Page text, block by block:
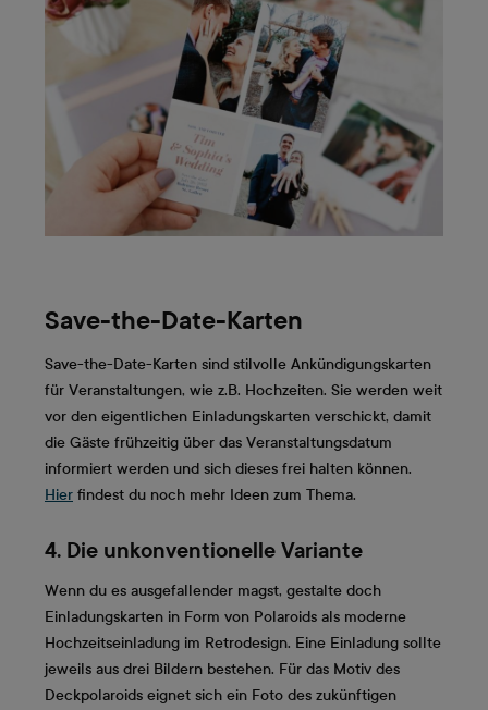
Save-the-Date-Karten
Save-the-Date-Karten sind stilvolle Ankündigungskarten
für Veranstaltungen, wie z.B. Hochzeiten. Sie werden weit
vor den eigentlichen Einladungskarten verschickt, damit
die Gäste frühzeitig über das Veranstaltungsdatum
informiert werden und sich dieses frei halten können.
Hier findest du noch mehr Ideen zum Thema.
4. Die unkonventionelle Variante
Wenn du es ausgefallender magst, gestalte doch
Einladungskarten in Form von Polaroids als moderne
Hochzeitseinladung im Retrodesign. Eine Einladung sollte
jeweils aus drei Bildern bestehen. Für das Motiv des
Deckpolaroids eignet sich ein Foto des zukünftigen